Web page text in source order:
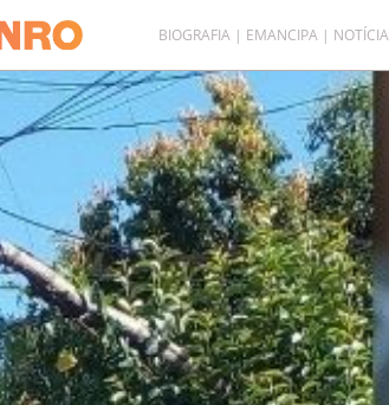
BIOGRAFIA EMANCIPA